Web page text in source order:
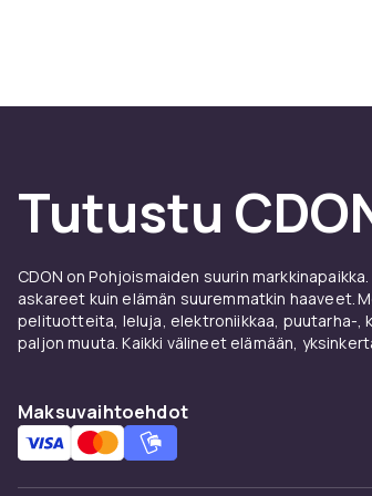
Tutustu
CDON on Pohjoismaiden suurin
askareet kuin elämän suuremmatkin haaveet.
pelituotteita, leluja, elektroniikkaa, puutarha-,
paljon muuta. Kaikki välineet elämään,
Maksuvaihtoehdot